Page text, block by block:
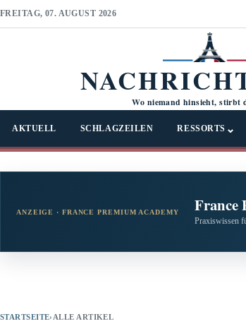
FREITAG, 07. AUGUST 2026
Wo niemand hinsieht, stirbt
AKTUELL SCHLAGZEILEN RESSORTS ⌄
ANZEIGE · FRANCE PREMIUM ACADEMY France
Praxiswissen
STARTSEITE› ALLE ARTIKEL